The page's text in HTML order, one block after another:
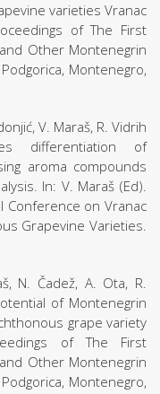
varieties Vranac
of The First
Other Montenegrin
Montenegro,
V. Maraš, R. Vidrih
differentiation of
aroma compounds
In: V. Maraš (Ed).
Conference on Vranac
Grapevine Varieties.
N. Čadež, A. Ota, R.
of Montenegrin
grape variety
of The First
Other Montenegrin
Montenegro,